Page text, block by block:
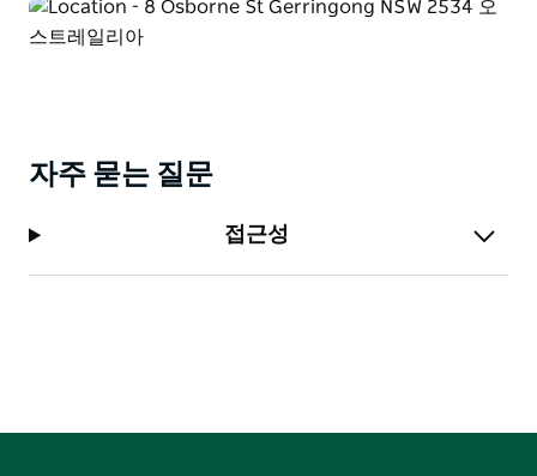
Gerringong의 해안 배경으로 인해 귀하가 그들을 따라
세련되게 될 것임을 알고 있습니다.
자주 묻는 질문
접근성